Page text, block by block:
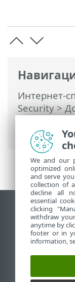
Интернет-
Security>
устройства
End of Life
База знаний
ESET Status
We and our
optimized
and serve
collection of
decline all
essential
clicking
withdraw
anytime by
footer or in
information,